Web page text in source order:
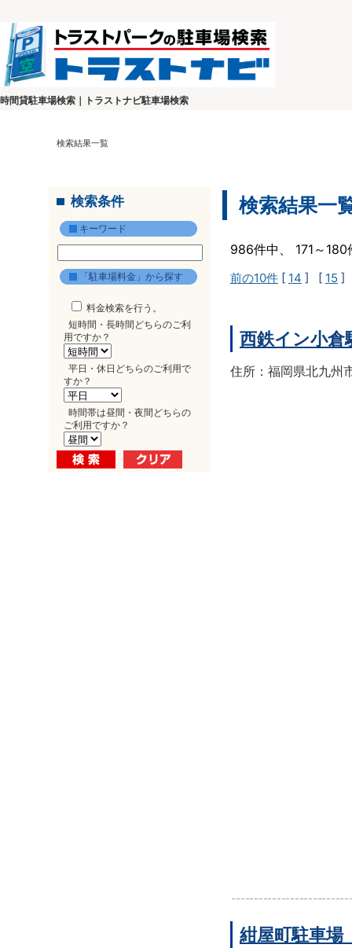
時間貸駐車場検索｜トラストナビ駐車場検索
検索結果一覧
検索条件
キーワード
「駐車場料金」から探す
料金検索を行う。
短時間・長時間どちらのご利
用ですか？
平日・休日どちらのご利用で
すか？
時間帯は昼間・夜間どちらの
ご利用ですか？
検索結果一
986件中、 171～
前の10件 [ 14 ] [ 15 ]
西鉄イン小倉
住所：福岡県北九州
紺屋町駐車場